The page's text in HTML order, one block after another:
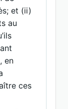
et (ii)
au
en
ces